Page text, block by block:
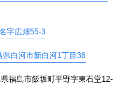
字広畑55-3
県白河市新白河1丁目36
福島市飯坂町平野字東石堂12-